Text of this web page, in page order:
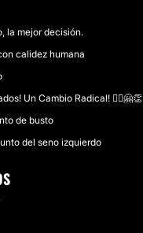
la mejor decisión.
calidez humana
Un Cambio Radical! 🙋‍♀️🤗👏
de busto
del seno izquierdo